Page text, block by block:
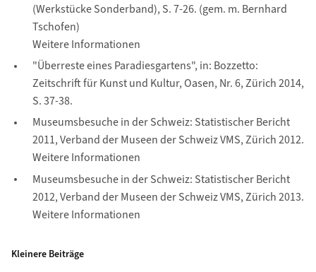
(Werkstücke Sonderband), S. 7-26. (gem. m. Bernhard
Tschofen)
Weitere Informationen
"Überreste eines Paradiesgartens", in: Bozzetto:
Zeitschrift für Kunst und Kultur, Oasen, Nr. 6, Zürich 2014,
S. 37-38.
Museumsbesuche in der Schweiz: Statistischer Bericht
2011, Verband der Museen der Schweiz VMS, Zürich 2012.
Weitere Informationen
Museumsbesuche in der Schweiz: Statistischer Bericht
2012, Verband der Museen der Schweiz VMS, Zürich 2013.
Weitere Informationen
Kleinere Beiträge